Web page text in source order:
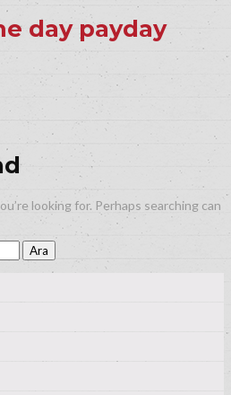
day payday
looking for. Perhaps searching can